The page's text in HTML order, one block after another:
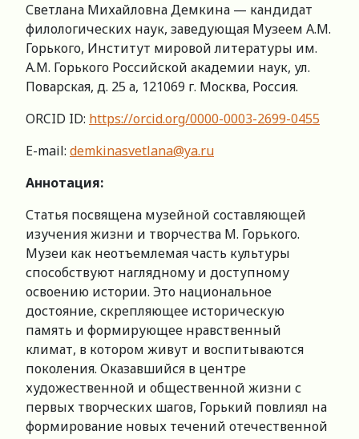
Светлана Михайловна Демкина — кандидат
филологических наук, заведующая Музеем А.М.
Горького, Институт мировой литературы им.
А.М. Горького Российской академии наук, ул.
Поварская, д. 25 а, 121069 г. Москва, Россия.
ORCID ID: https://orcid.org/0000-0003-2699-0455
E-mail: demkinasvetlana@ya.ru
Аннотация:
Статья посвящена музейной составляющей
изучения жизни и творчества М. Горького.
Музеи как неотъемлемая часть культуры
способствуют наглядному и доступному
освоению истории. Это национальное
достояние, скрепляющее историческую
память и формирующее нравственный
климат, в котором живут и воспитываются
поколения. Оказавшийся в центре
художественной и общественной жизни с
первых творческих шагов, Горький повлиял на
формирование новых течений отечественной